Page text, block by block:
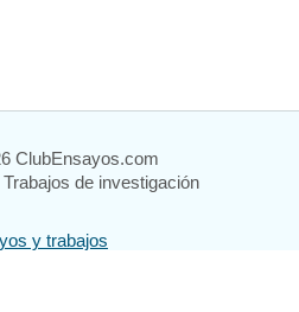
ClubEnsayos.com
de investigación
y trabajos